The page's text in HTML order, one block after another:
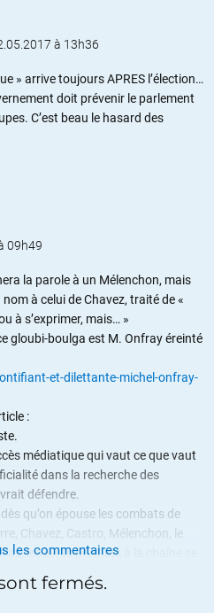
à 13h36
» arrive toujours APRES l’élection…
doit prévenir le parlement
C’est beau le hasard des
09h49
la parole à un Mélenchon, mais
à celui de Chavez, traité de «
à s’exprimer, mais… »
gloubi-boulga est M. Onfray éreinté
et-dilettante-michel-onfray-
:
médiatique qui vaut ce que vaut
dans la recherche des
défendre.
qu’on épouse les combats de
Chavez, Castro, Mélenchon, le
les livres produits à la chaîne se
(je titille la corde sensible) on
les commentaires
fermés.